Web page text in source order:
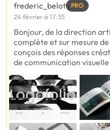
frederic_belot PRO
24 février à 17:35
Bonjour, de la direction
complète et sur mesure
conçois des réponses
de communication